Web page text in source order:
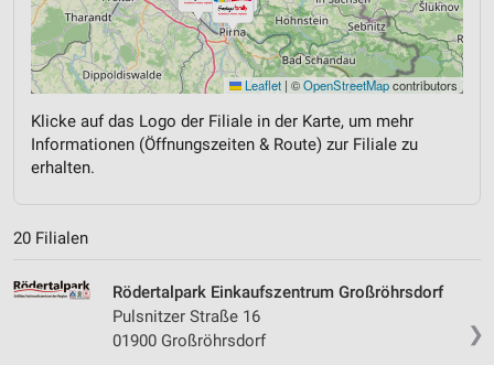
Leaflet | ©OpenStreetMapcontributors
Klicke auf das Logo der Filiale in der Karte, um mehr
Informationen (Öffnungszeiten & Route) zur Filiale zu
erhalten.
20 Filialen
❯
Rödertalpark Einkaufszentrum Großröhrsdorf
Pulsnitzer Straße 16
01900 Großröhrsdorf